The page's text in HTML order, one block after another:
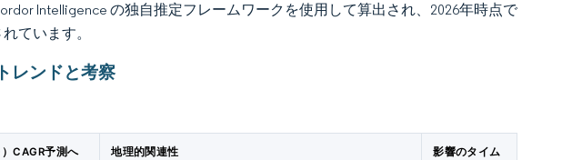
Intelligence の独自推定フレームワークを使用して算出され、2026年時点で
ています。
レンドと考察
）CAGR予測へ
地理的関連性
影響のタイム